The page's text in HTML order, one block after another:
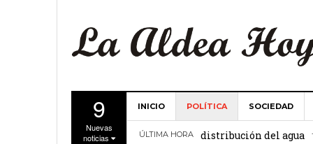
9
Nuevas
noticias
INICIO POLÍTICA SOCIEDAD
ÚLTIMA HORA
La Comunidad de
distribución del agua